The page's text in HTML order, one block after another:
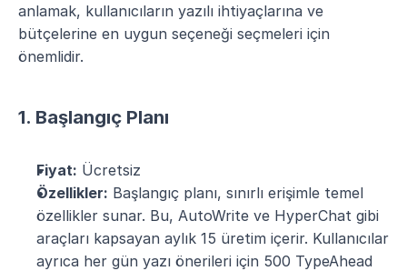
anlamak, kullanıcıların yazılı ihtiyaçlarına ve
bütçelerine en uygun seçeneği seçmeleri için
önemlidir.
1. Başlangıç Planı
Fiyat: Ücretsiz
Özellikler: Başlangıç planı, sınırlı erişimle temel
özellikler sunar. Bu, AutoWrite ve HyperChat gibi
araçları kapsayan aylık 15 üretim içerir. Kullanıcılar
ayrıca her gün yazı önerileri için 500 TypeAhead